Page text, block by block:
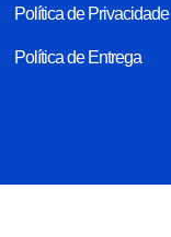
Política de Privacidade
Política de Entrega